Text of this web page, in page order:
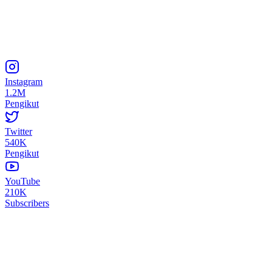
Instagram
1.2M
Pengikut
Twitter
540K
Pengikut
YouTube
210K
Subscribers